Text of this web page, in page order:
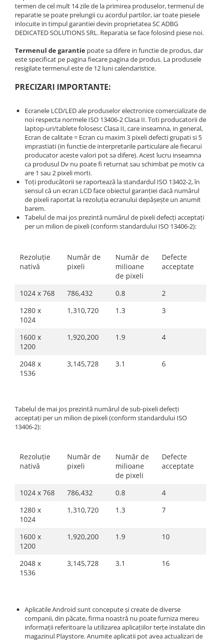
Rame adaptoare Daihatsu
Rame adaptoare Mazda
Rame adaptoare Kia
Rame adaptoare Fiat
Rame adaptoare Hyundai
Rame adaptoare Chevrolet
Rame adaptoare Mitsubishi
Rame adaptoare Jeep
Rame adaptoare Chrysler
Rame adaptoare Subaru
Rame adaptoare Smart
Rame adaptoare Land Rover
Rame adaptoare Hummer
Camere marșarier auto
Camere marșarier universale
Camere Skoda
Camere Volkswagen
Camere Mercedes Benz
Camere Audi
Camere Ford
Camere Opel
termen de cel mult 14 zile de la primirea produselor, termenul de
reparatie se poate prelungii cu acordul partilor, iar toate piesele
inlocuite in timpul garantiei devin proprietatea SC ADBG
DEDICATED SOLUTIONS SRL. Reparatia se face folosind piese noi.
Termenul de garantie poate sa difere in functie de produs, dar
este specificat pe pagina fiecare pagina de produs. La produsele
resigilate termenul este de 12 luni calendaristice.
PRECIZARI IMPORTANTE:
Ecranele LCD/LED ale produselor electronice comercializate de
noi respecta normele ISO 13406-2 Clasa II. Toti producatorii de
laptop-uri/tablete folosesc Clasa II, care inseamna, in general,
Ecran de calitate = Ecran cu maxim 3 pixeli defecti grupati si 5
imprastiati (in functie de interpretarile particulare ale fiecarui
producator aceste valori pot sa difere). Acest lucru inseamna
ca produsul Dv nu poate fi returnat sau schimbat pe motiv ca
are 1 sau 2 pixeli morti.
Toți producătorii se raportează la standardul ISO 13402-2, în
sensul că un ecran LCD face obiectul garanției dacă numărul
de pixeli raportat la rezoluția ecranului depășește un anumit
barem.
Tabelul de mai jos prezintă numărul de pixeli defecți acceptați
per un milion de pixeli (conform standardului ISO 13406-2):
Rezoluție
nativă
Număr de
pixeli
Număr de
milioane
de pixeli
Defecte
acceptate
1024 x 768 786,432 0.8
2
1280 x
1024
1,310,720 1.3 3
1600 x
1200
1,920,200 1.9 4
2048 x
1536
3,145,728 3.1 6
Tabelul de mai jos prezintă numărul de sub-pixeli defecți
acceptați per un milion de pixeli (conform standardului ISO
13406-2):
Rezoluție
nativă
Număr de
pixeli
Număr de
milioane
de pixeli
Defecte
acceptate
1024 x 768 786,432 0.8
4
1280 x
1024
1,310,720 1.3 7
1600 x
1200
1,920,200 1.9 10
2048 x
1536
3,145,728 3.1 16
Aplicatile Android sunt concepute şi create de diverse
companii, din păcate, firma noastră nu poate furniza mereu
informaţii referitoare la utilizarea aplicaţiilor terţe instalate din
magazinul Playstore. Anumite aplicatii pot avea actualizari de